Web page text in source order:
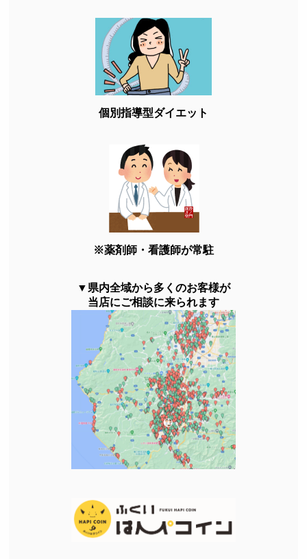
個別指導型ダイエット
※薬剤師・看護師が常駐
▼県内全域から多くのお客様が
当店にご相談に来られます